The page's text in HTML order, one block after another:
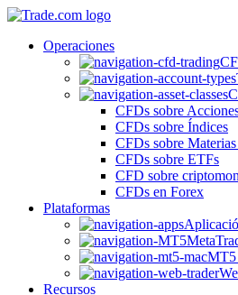
Operaciones
CFDs sobre
CFDs sobre Índices
CFDs sobre
CFDs sobre ETFs
CFD sobre
CFDs en Forex
Plataformas
MT5
Recursos